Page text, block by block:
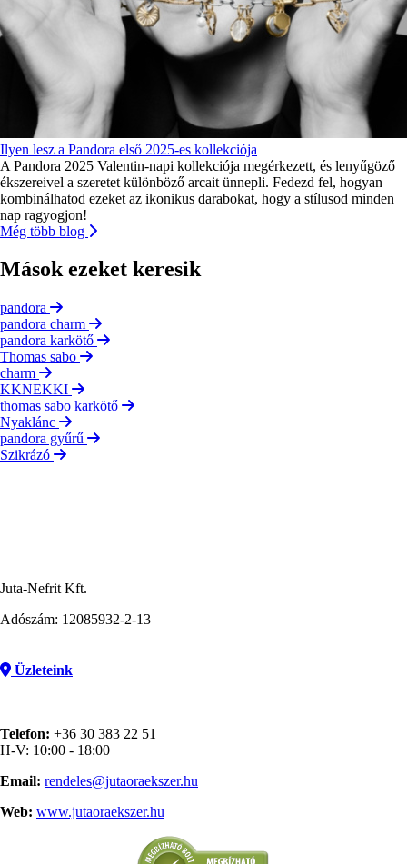
Ilyen lesz a Pandora első 2025-es kollekciója
A Pandora 2025 Valentin-napi kollekciója megérkezett, és lenyűgöző
ékszereivel a szeretet különböző arcait ünnepli. Fedezd fel, hogyan
kombinálhatod ezeket az ikonikus darabokat, hogy a stílusod minden
nap ragyogjon!
Még több blog
Mások ezeket keresik
pandora
pandora charm
pandora karkötő
Thomas sabo
charm
KKNEKKI
thomas sabo karkötő
Nyaklánc
pandora gyűrű
Szikrázó
Juta-Nefrit Kft.
Adószám: 12085932-2-13
Üzleteink
Telefon: +36 30 383 22 51
H-V: 10:00 - 18:00
Email: rendeles@jutaoraekszer.hu
Web: www.jutaoraekszer.hu